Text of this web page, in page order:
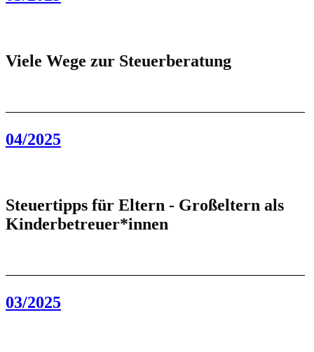
Viele Wege zur Steuerberatung
04/2025
Steuertipps für Eltern - Großeltern als
Kinderbetreuer*innen
03/2025